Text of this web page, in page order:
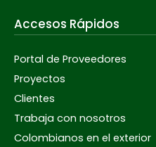
Accesos Rápidos
Portal de Proveedores
Proyectos
Clientes
Trabaja con nosotros
Colombianos en el exterior